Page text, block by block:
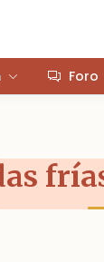
Foro